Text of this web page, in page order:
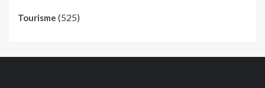
Tourisme (525)